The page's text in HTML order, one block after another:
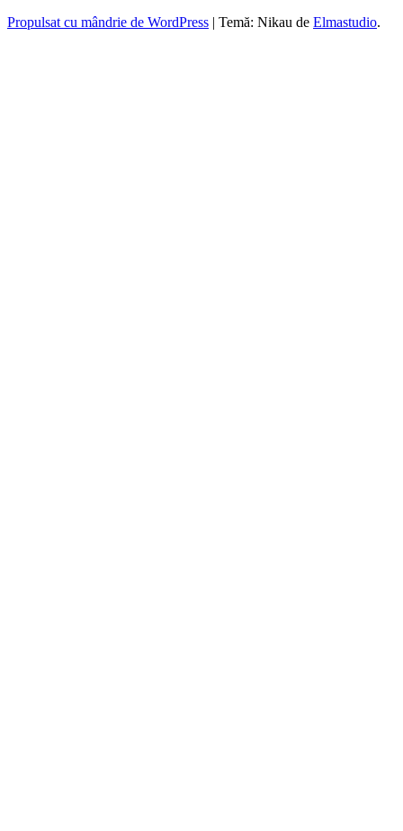
Propulsat cu mândrie de WordPress | Temă: Nikau de Elmastudio.